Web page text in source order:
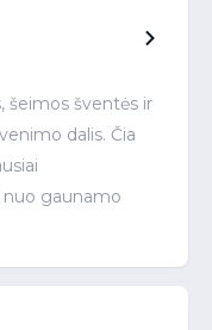
šeimos šventės ir
dalis. Čia
nuo gaunamo